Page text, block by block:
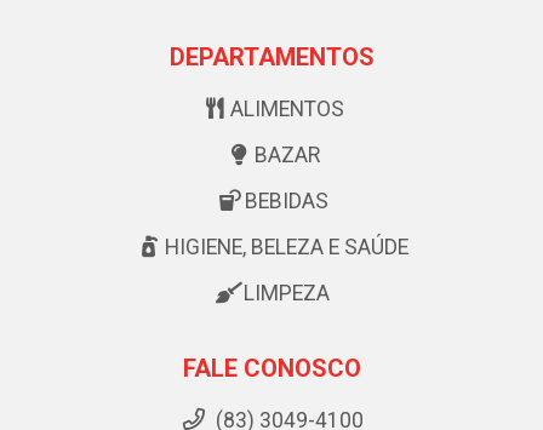
DEPARTAMENTOS
ALIMENTOS
BAZAR
BEBIDAS
HIGIENE, BELEZA E SAÚDE
LIMPEZA
FALE CONOSCO
(83) 3049-4100